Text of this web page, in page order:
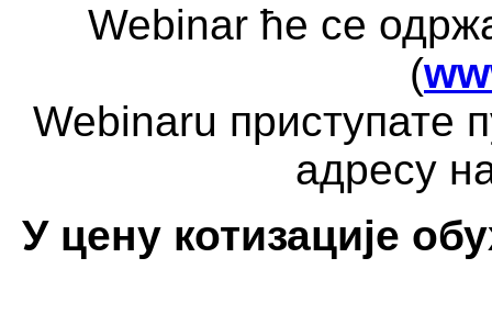
Webinar ће се
(
Webinaru приступате
адресу
У цену котизације